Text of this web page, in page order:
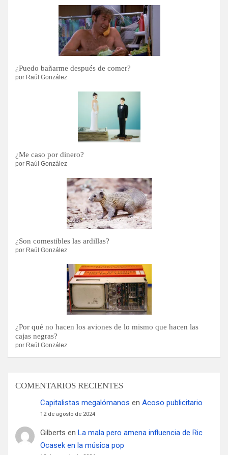
¿Puedo bañarme después de comer?
por Raúl González
¿Me caso por dinero?
por Raúl González
¿Son comestibles las ardillas?
por Raúl González
¿Por qué no hacen los aviones de lo mismo que hacen las
cajas negras?
por Raúl González
COMENTARIOS RECIENTES
Capitalistas megalómanos en Acoso publicitario
12 de agosto de 2024
Gilberts en La mala pero amena influencia de Ric
Ocasek en la música pop